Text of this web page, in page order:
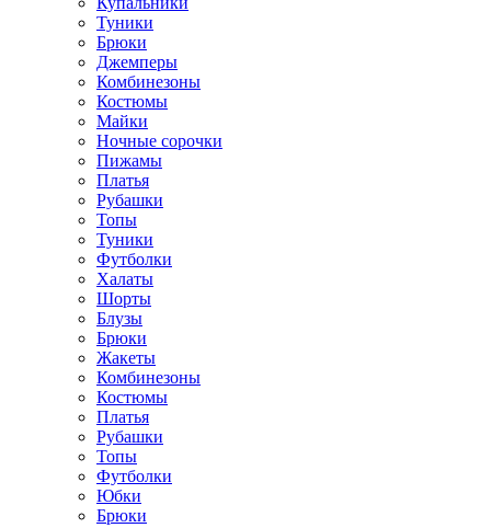
Туники
Брюки
Джемперы
Комбинезоны
Костюмы
Майки
Ночные сорочки
Пижамы
Платья
Рубашки
Топы
Туники
Футболки
Халаты
Шорты
Блузы
Брюки
Жакеты
Комбинезоны
Костюмы
Платья
Рубашки
Топы
Футболки
Юбки
Брюки